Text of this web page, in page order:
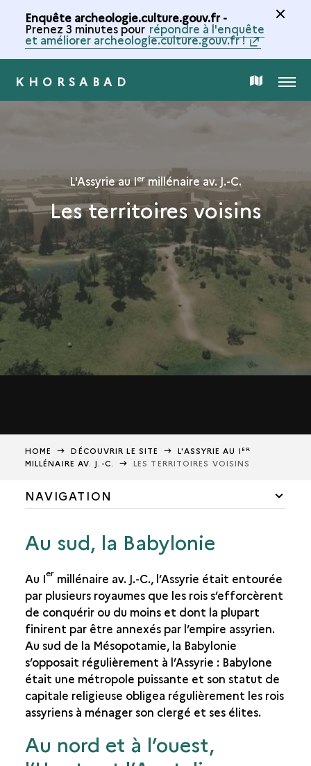
Enquête archeologie.culture.gouv.fr -
Prenez 3 minutes pour répondre à l'enquête
et améliorer archeologie.culture.gouv.fr !
KHORSABAD CARTE
COLLECTION
MENU
L'Assyrie au Iermillénaire av. J.-C.
Les territoires voisins
HOME DÉCOUVRIR LE SITE L'ASSYRIE AU I ER
MILLÉNAIRE AV. J.-C. LES TERRITOIRES VOISINS
NAVIGATION
L’ENVIRONNEMENT ET LE CLIMAT
NIMRUD, ANCIENNE KALHU
NINIVE
LES TERRITOIRES VOISINS
LE SITE DE KHORSABAD
LE CHANTIER DE CONSTRUCTION
Au sud, la Babylonie
Au Ier millénaire av. J.-C., l’Assyrie était entourée
par plusieurs royaumes que les rois s’efforcèrent
de conquérir ou du moins et dont la plupart
finirent par être annexés par l’empire assyrien.
Au sud de la Mésopotamie, la Babylonie
s’opposait régulièrement à l’Assyrie : Babylone
était une métropole puissante et son statut de
capitale religieuse obligea régulièrement les rois
assyriens à ménager son clergé et ses élites.
Au nord et à l’ouest,